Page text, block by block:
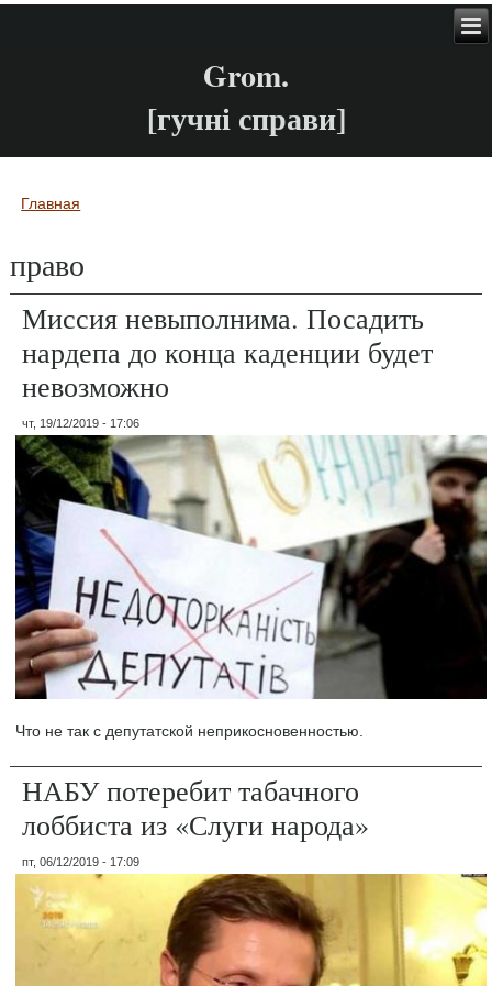
Grom.
[гучні справи]
Вы здесь
Главная
право
Миссия невыполнима. Посадить
нардепа до конца каденции будет
невозможно
чт, 19/12/2019 - 17:06
Что не так с депутатской неприкосновенностью.
НАБУ потеребит табачного
лоббиста из «Слуги народа»
пт, 06/12/2019 - 17:09